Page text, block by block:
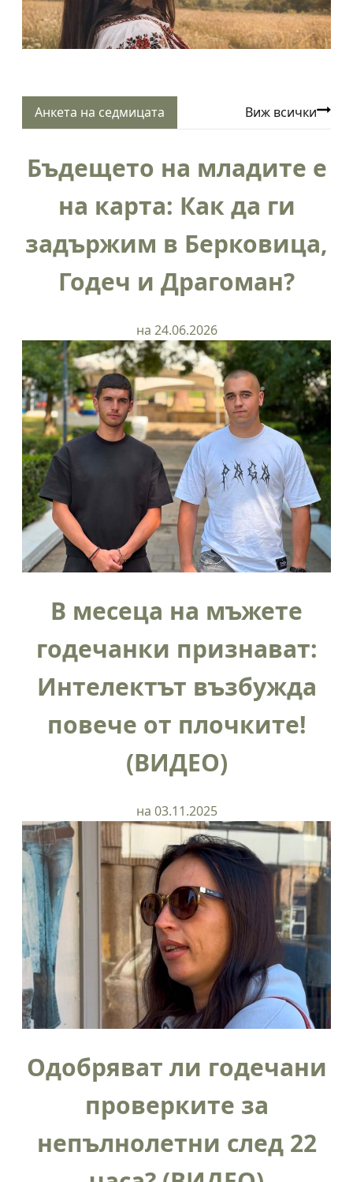
Анкета на седмицата Виж всички
Бъдещето на младите е
на карта: Как да ги
задържим в Берковица,
Годеч и Драгоман?
на 24.06.2026
В месеца на мъжете
годечанки признават:
Интелектът възбужда
повече от плочките!
(ВИДЕО)
на 03.11.2025
Одобряват ли годечани
проверките за
непълнолетни след 22